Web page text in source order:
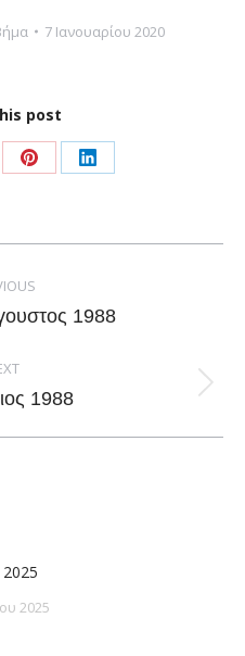
7 Ιανουαρίου 2020
post
Share
Pinterest
Share
LinkedIn
Previous
1988
Next1988
2025